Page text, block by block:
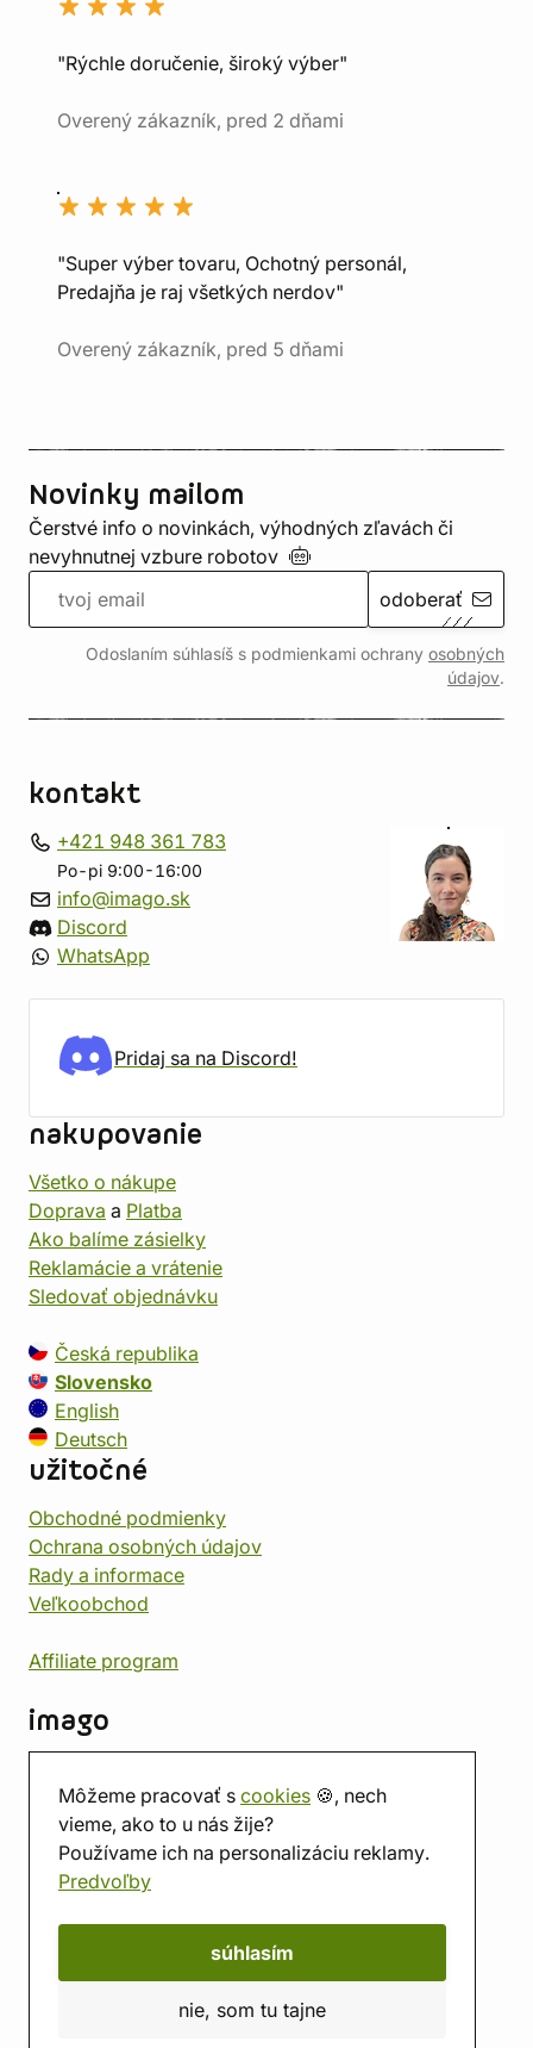
Môžeme pracovať s cookies 🍪, nech
vieme, ako to u nás žije?
Používame ich na personalizáciu reklamy.
Predvoľby
súhlasím
nie, som tu tajne
"Rýchle doručenie, široký výber"
Overený zákazník, pred 2 dňami
"Super výber tovaru, Ochotný personál,
Predajňa je raj všetkých nerdov"
Overený zákazník, pred 5 dňami
Novinky mailom
Čerstvé info o novinkách, výhodných zľavách či
nevyhnutnej vzbure robotov
odoberať
Odoslaním súhlasíš s podmienkami ochrany osobných
údajov.
kontakt
+421 948 361 783
Po-pi 9:00-16:00
info@imago.sk
Discord
WhatsApp
Pridaj sa na Discord!
nakupovanie
Všetko o nákupe
Doprava a Platba
Ako balíme zásielky
Reklamácie a vrátenie
Sledovať objednávku
Česká republika
Slovensko
English
Deutsch
užitočné
Obchodné podmienky
Ochrana osobných údajov
Rady a informace
Veľkoobchod
Affiliate program
imago
Predajňa
Herňa
O nás
Hodnotenie obchodu